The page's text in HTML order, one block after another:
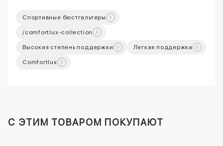
Спортивные бюстгальтеры
/comfortlux-collection
Высокая степень поддержки Легкая поддержка
Comfortlux
C ЭТИМ ТОВАРОМ ПОКУПАЮТ